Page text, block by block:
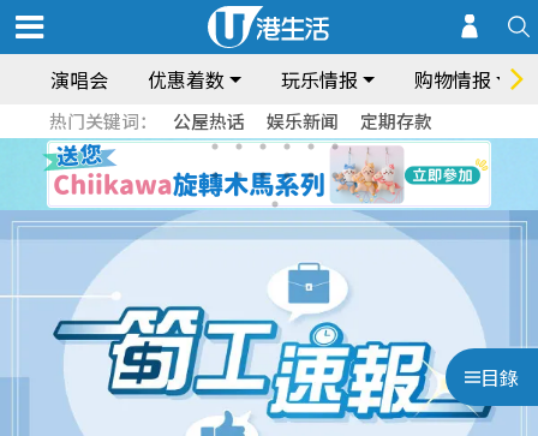
演唱会 优惠着数 玩乐情报 购物情报
热门关键词： 公屋热话 娱乐新闻 定期存款
目錄